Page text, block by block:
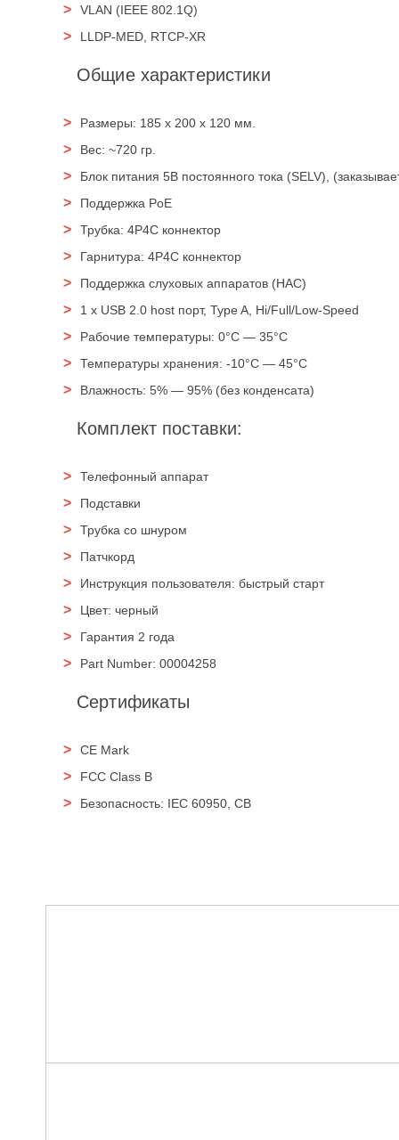
VLAN (IEEE 802.1Q)
LLDP-MED, RTCP-XR
Общие характеристики
Размеры: 185 x 200 x 120 мм.
Вес: ~720 гр.
Блок питания 5В постоянного тока (SELV),
Поддержка PoE
Трубка: 4P4C коннектор
Гарнитура: 4P4C коннектор
Поддержка слуховых аппаратов (HAC)
1 x USB 2.0 host порт, Type A, Hi/Full/Low-Speed
Рабочие температуры: 0°C — 35°C
Температуры хранения: -10°C — 45°C
Влажность: 5% — 95% (без конденсата)
Комплект поставки:
Телефонный аппарат
Подставки
Трубка со шнуром
Патчкорд
Инструкция пользователя: быстрый старт
Цвет: черный
Гарантия 2 года
Part Number: 00004258
Сертификаты
CE Mark
FCC Class B
Безопасность: IEC 60950, CB